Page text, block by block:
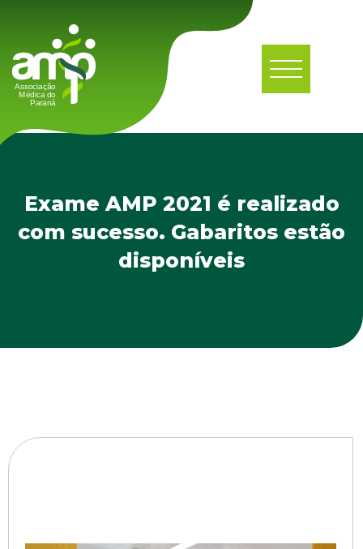
Exame AMP 2021 é realizado
com sucesso. Gabaritos estão
disponíveis